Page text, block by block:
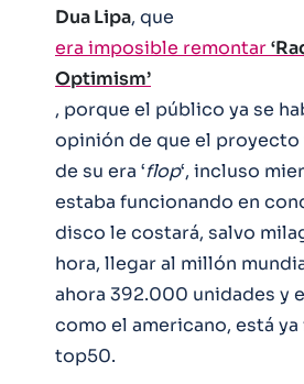
Dua Lipa, que
era imposible remontar
Optimism’
, porque el público ya se
opinión de que el proyecto
de su era ‘flop‘, incluso
estaba funcionando en
disco le costará, salvo
hora, llegar al millón
ahora 392.000 unidades y
como el americano, está ya
top50.